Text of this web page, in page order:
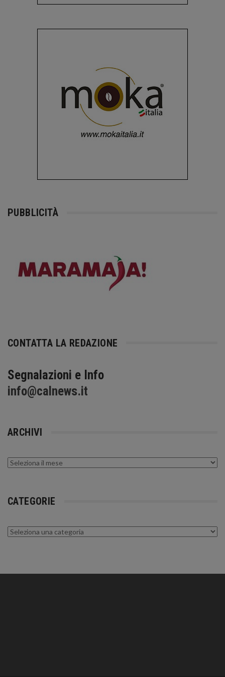
PUBBLICITÀ
CONTATTA LA REDAZIONE
Segnalazioni e Info
info@calnews.it
ARCHIVI
Archivi
CATEGORIE
Categorie